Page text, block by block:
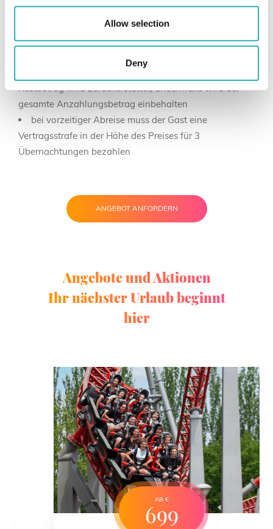
Allow selection
Deny
andernfalls wird die Anzahlung einbehalten und der
Restbetrag zurückerstattet
Im Falle Stornierung mit Scalapay Ratenzahlung: bis
von 5% von der Anzahlung einbehalten und der
Restbetrag wird zurückerstattet, andernfalls wird der
gesamte Anzahlungsbetrag einbehalten
bei vorzeitiger Abreise muss der Gast eine
Vertragsstrafe in der Höhe des Preises für 3
Übernachtungen bezahlen
ANGEBOT ANFORDERN
Angebote und Aktionen
Ihr nächster Urlaub beginnt
hier
699